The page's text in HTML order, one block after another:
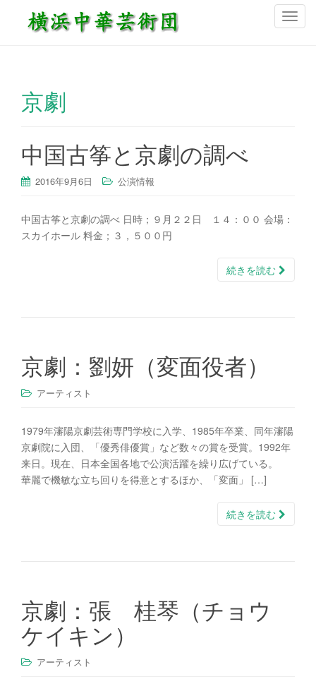
ナ
京劇
中国古筝と京劇の調べ
2016年9月6日 公演情報
中国古筝と京劇の調べ 日時；９月２２日 １４：００ 会場：
スカイホール 料金；３，５００円
続きを読む
京劇：劉妍（変面役者）
アーティスト
1979年瀋陽京劇芸術専門学校に入学、1985年卒業、同年瀋陽
京劇院に入団、「優秀俳優賞」など数々の賞を受賞。1992年
来日。現在、日本全国各地で公演活躍を繰り広げている。
華麗で機敏な立ち回りを得意とするほか、「変面」 […]
続きを読む
京劇：張 桂琴（チョウ
ケイキン）
アーティスト